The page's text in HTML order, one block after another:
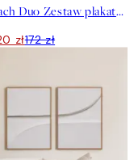
Dune Beach Duo Zestaw plakatów
zł172 zł